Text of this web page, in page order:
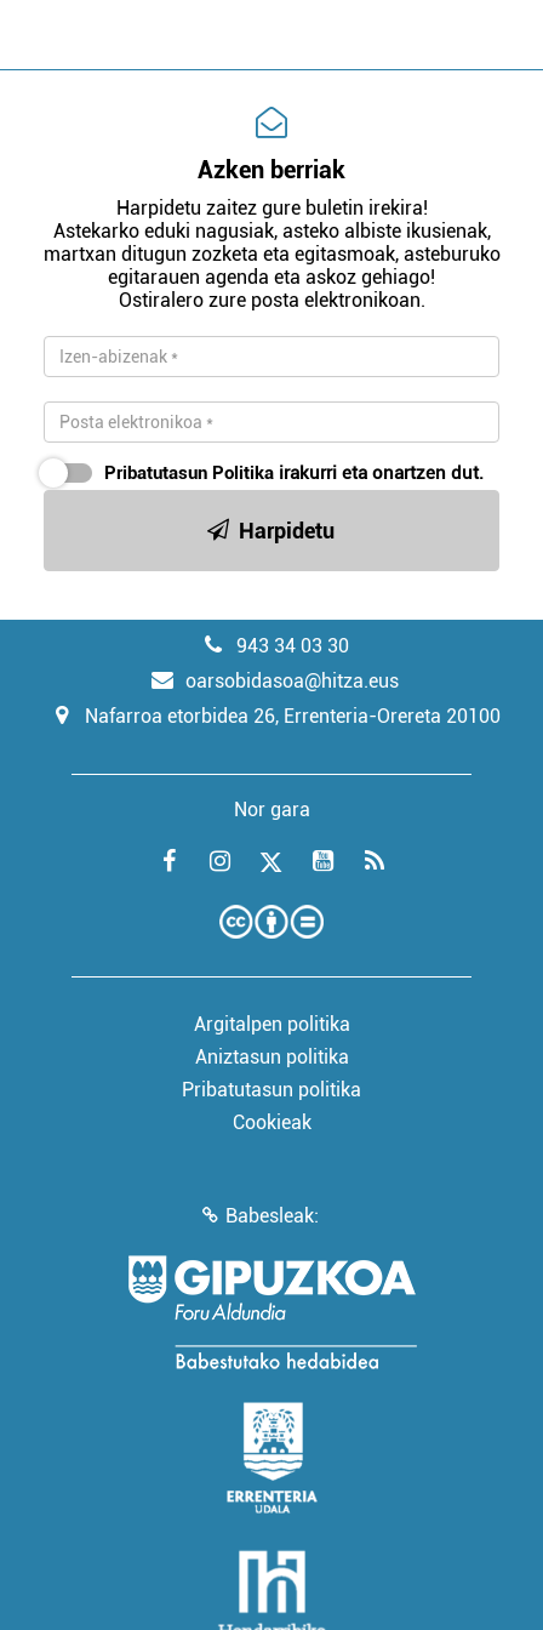
Azken berriak
Harpidetu zaitez gure buletin irekira!
Astekarko eduki nagusiak, asteko albiste ikusienak,
martxan ditugun zozketa eta egitasmoak, asteburuko
egitarauen agenda eta askoz gehiago!
Ostiralero zure posta elektronikoan.
Pribatutasun Politika irakurri eta onartzen dut.
Harpidetu
943 34 03 30
oarsobidasoa@hitza.eus
Nafarroa etorbidea 26, Errenteria-Orereta 20100
Nor gara
Argitalpen politika
Aniztasun politika
Pribatutasun politika
Cookieak
Babesleak: